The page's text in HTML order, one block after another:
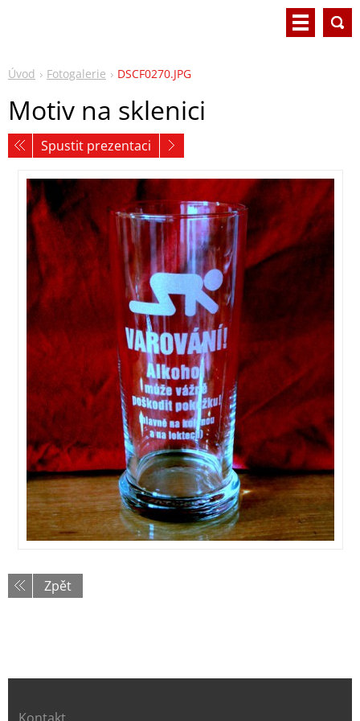
Úvod Fotogalerie DSCF0270.JPG
Motiv na sklenici
Spustit prezentaci
Zpět